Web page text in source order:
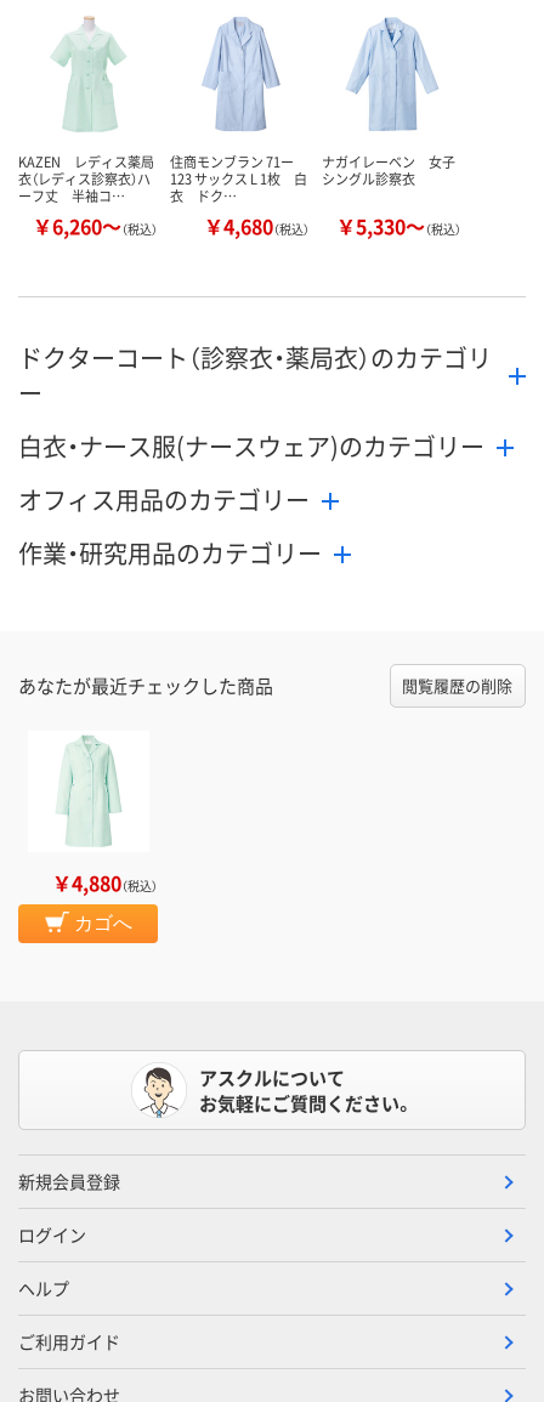
カゴへ
在庫切れです
（次回入荷日未定）
KAZEN レディス薬局
衣（レディス診察衣）ハ
ーフ丈 半袖コ…
￥6,260～（税込）
住商モンブラン 71ー
123 サックス L 1枚 白
衣 ドク…
￥4,680（税込）
ナガイレーベン 女子
シングル診察衣
￥5,330～（税込）
ドクターコート（診察衣・薬局衣）のカテゴリ
ー
白衣・ナース服(ナースウェア)のカテゴリー
オフィス用品のカテゴリー
作業・研究用品のカテゴリー
あなたが最近チェックした商品 閲覧履歴の削除
￥4,880（税込）
カゴへ
アスクルについて
お気軽にご質問ください。
新規会員登録
ログイン
ヘルプ
ご利用ガイド
お問い合わせ